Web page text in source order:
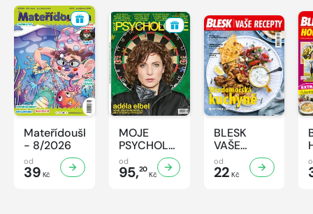
Mateřídouška
- 8/2026
od
39 Kč
MOJE
PSYCHOLOGIE
- 8/2026
od
95,20
Kč
BLESK
VAŠE
RECEPTY -
8/2026
od
22 Kč